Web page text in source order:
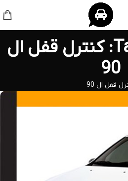
Tag Archives: کنترل قفل ال
90
قفل ال 90